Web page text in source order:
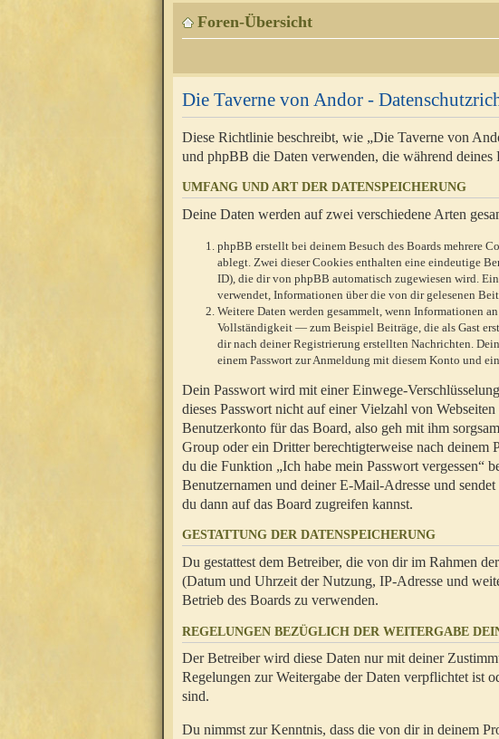
Foren-Übersicht
Die Taverne von Andor -
Diese Richtlinie beschreibt, wie „Die Taverne von
und phpBB die Daten verwenden, die während deines
UMFANG UND ART DER DATENSPEICHERUNG
Deine Daten werden auf zwei verschiedene Arten
phpBB erstellt bei deinem Besuch des Boards mehrere
ablegt. Zwei dieser Cookies enthalten eine eindeutige
ID), die dir von phpBB automatisch zugewiesen wird.
verwendet, Informationen über die von dir gelesenen
Weitere Daten werden gesammelt, wenn Informationen
Vollständigkeit — zum Beispiel Beiträge, die als Gast
dir nach deiner Registrierung erstellten Nachrichten.
einem Passwort zur Anmeldung mit diesem Konto und
Dein Passwort wird mit einer Einwege-
dieses Passwort nicht auf einer Vielzahl von
Benutzerkonto für das Board, also geh mit ihm
Group oder ein Dritter berechtigterweise nach deinem
du die Funktion „Ich habe mein Passwort vergessen“
Benutzernamen und deiner E-Mail-Adresse und
du dann auf das Board zugreifen kannst.
GESTATTUNG DER DATENSPEICHERUNG
Du gestattest dem Betreiber, die von dir im Rahmen
(Datum und Uhrzeit der Nutzung, IP-Adresse und
Betrieb des Boards zu verwenden.
REGELUNGEN BEZÜGLICH DER WEITERGABE
Der Betreiber wird diese Daten nur mit deiner
Regelungen zur Weitergabe der Daten verpflichtet ist
sind.
Du nimmst zur Kenntnis, dass die von dir in deinem